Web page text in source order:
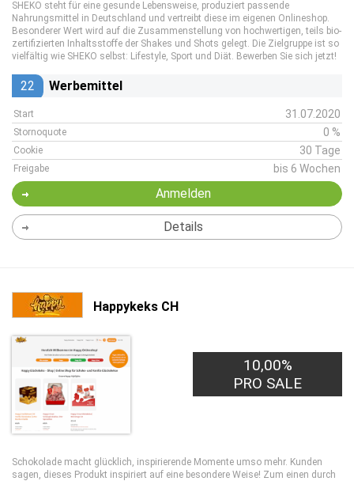
SHEKO steht für eine gesunde Lebensweise, produziert passende
Nahrungsmittel in Deutschland und vertreibt diese im eigenen Onlineshop.
Besonderer Wert wird auf die Zusammenstellung von hochwertigen, teils bio-
zertifizierten Inhaltsstoffe der Shakes und Shots gelegt. Die Zielgruppe ist so
vielfältig wie SHEKO selbst: Lifestyle, Sport und Diät. Bewerben Sie sich jetzt!
22 Werbemittel
Start 31.07.2020
Stornoquote 0 %
Cookie 30 Tage
Freigabe bis 6 Wochen
Anmelden
Details
Happykeks CH
10,00%
PRO SALE
Schokolade macht glücklich, inspirierende Momente umso mehr. Kunden
sagen, dieses Produkt inspiriert auf eine besondere Weise! Zum einen durch